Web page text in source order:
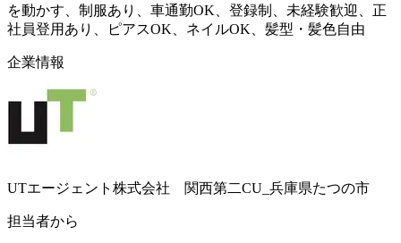
を動かす、制服あり、車通勤OK、登録制、未経験歓迎、正
社員登用あり、ピアスOK、ネイルOK、髪型・髪色自由
企業情報
UTエージェント株式会社 関西第二CU_兵庫県たつの市
担当者から